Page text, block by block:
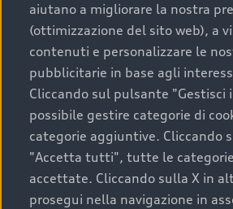
La qualità di
un’auto usata Audi
Scegliere un’auto usata è una
convenienza, affidabilità e
acquisto sicuro, è essenziale
determinanti come la garanzia
marchio. Audi offre l’auto usata
Prima Scelta :plus
aiutano a migliorare la nostra
(ottimizzazione del sito web), a
contenuti e personalizzare le
pubblicitarie in base agli
Cliccando sul pulsante "Gestisci
possibile gestire categorie di
categorie aggiuntive. Cliccando
"Accetta tutti", tutte le categorie
accettate. Cliccando sulla X in
prosegui nella navigazione in